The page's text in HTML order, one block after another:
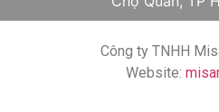
Công ty TNHH
Website: